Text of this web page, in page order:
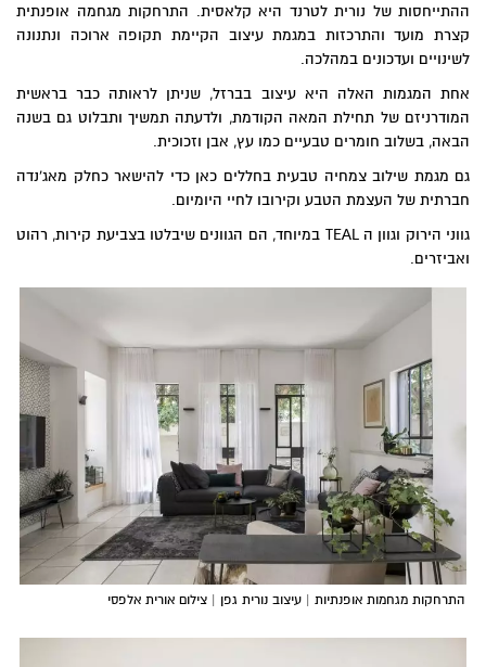
ההתייחסות של נורית לטרנד היא קלאסית. התרחקות מגחמה אופנתית
קצרת מועד והתרכזות במגמת עיצוב הקיימת תקופה ארוכה ונתנונה
לשינויים ועדכונים במהלכה.
אחת המגמות האלה היא עיצוב בברזל, שניתן לראותה כבר בראשית
המודרניזם של תחילת המאה הקודמת, ולדעתה תמשיך ותבלוט גם בשנה
הבאה, בשלוב חומרים טבעיים כמו עץ, אבן וזכוכית.
גם מגמת שילוב צמחיה טבעית בחללים כאן כדי להישאר כחלק מאג'נדה
חברתית של העצמת הטבע וקירובו לחיי היומיום.
גווני הירוק וגוון ה TEAL במיוחד, הם הגוונים שיבלטו בצביעת קירות, רהוט
ואביזרים.
התרחקות מגחמות אופנתיות | עיצוב נורית גפן | צילום אורית אלפסי